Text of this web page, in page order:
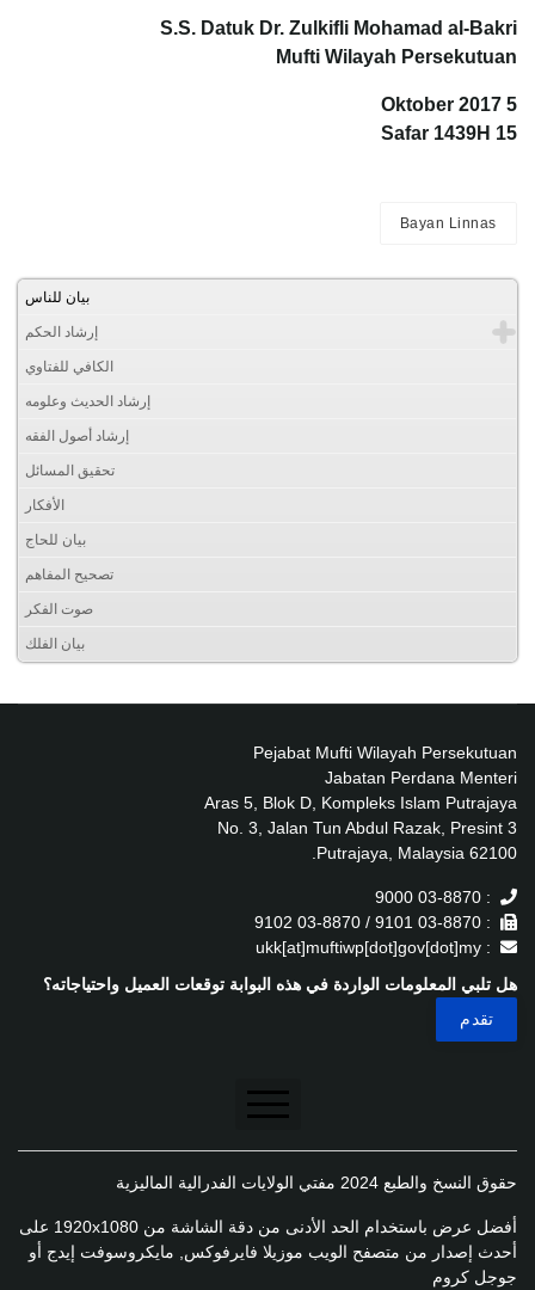
S.S. Datuk Dr. Zulkifli Mohamad al-Bakri
Mufti Wilayah Persekutuan
5 Oktober 2017
15 Safar 1439H
Bayan Linnas
بيان للناس
إرشاد الحكم
الكافي للفتاوي
إرشاد الحديث وعلومه
إرشاد أصول الفقه
تحقيق المسائل
الأفكار
بيان للحاج
تصحيح المفاهم
صوت الفكر
بيان الفلك
Pejabat Mufti Wilayah Persekutuan
Jabatan Perdana Menteri
Aras 5, Blok D, Kompleks Islam Putrajaya
No. 3, Jalan Tun Abdul Razak, Presint 3
62100 Putrajaya, Malaysia.
: 03-8870 9000
: 03-8870 9101 / 03-8870 9102
: ukk[at]muftiwp[dot]gov[dot]my
هل تلبي المعلومات الواردة في هذه البوابة توقعات العميل واحتياجاته؟
تنصل
سياسة الخصوصية
سياسة الخصوصية
سياسة تطبيق الخصوصية
حقوق النسخ والطبع 2024 مفتي الولايات الفدرالية الماليزية
أفضل عرض باستخدام الحد الأدنى من دقة الشاشة من 1920x1080 على
أحدث إصدار من متصفح الويب موزيلا فايرفوكس, مايكروسوفت إيدج أو
جوجل كروم